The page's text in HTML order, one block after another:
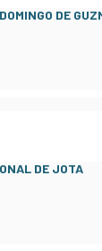
DE
DE JOTA